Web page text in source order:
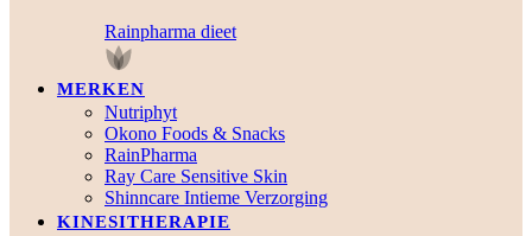
Rainpharma dieet
MERKEN
Nutriphyt
Okono Foods & Snacks
RainPharma
Ray Care Sensitive Skin
Shinncare Intieme Verzorging
KINESITHERAPIE